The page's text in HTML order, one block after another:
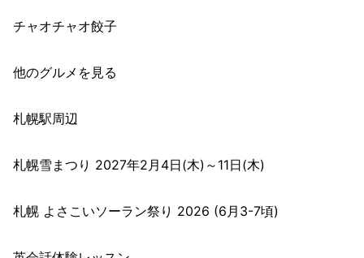
チャオチャオ餃子
他のグルメを見る
札幌駅周辺
札幌雪まつり 2027年2月4日(木)～11日(木)
札幌 よさこいソーラン祭り 2026 (6月3-7頃)